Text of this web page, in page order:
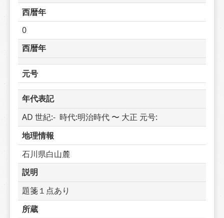
西暦年
0
西暦年
元号
年代表記
AD 世紀:-  時代:明治時代 〜 大正 元号:
地理情報
石川県白山麓
説明
題箋１点あり
所蔵